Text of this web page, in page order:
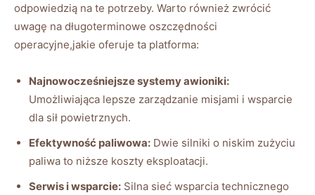
odpowiedzią na te potrzeby. Warto również zwrócić
uwagę na długoterminowe oszczędności
operacyjne,jakie oferuje ta platforma:
Najnowocześniejsze systemy awioniki:
Umożliwiająca lepsze zarządzanie misjami i wsparcie
dla sił powietrznych.
Efektywność paliwowa: Dwie silniki o niskim zużyciu
paliwa to niższe koszty eksploatacji.
Serwis i wsparcie: Silna sieć wsparcia technicznego